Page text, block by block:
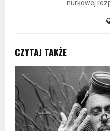
nurkowej
CZYTAJ TAKŻE